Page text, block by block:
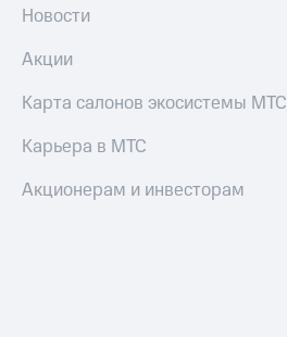
Новости
Акции
Карта салонов экосистемы МТС
Карьера в МТС
Акционерам и инвесторам